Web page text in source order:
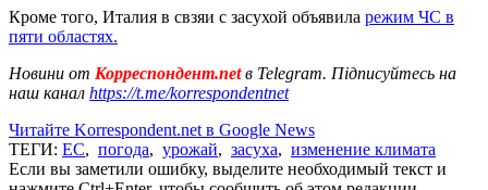
Кроме того, Италия в свзяи с засухой объявила режим ЧС в
пяти областях.
Новини от Корреспондент.netв Telegram. Підписуйтесь на
наш канал https://t.me/korrespondentnet
Читайте Korrespondent.net в Google News
ТЕГИ: ЕС, погода, урожай, засуха, изменение климата
Если вы заметили ошибку, выделите необходимый текст и